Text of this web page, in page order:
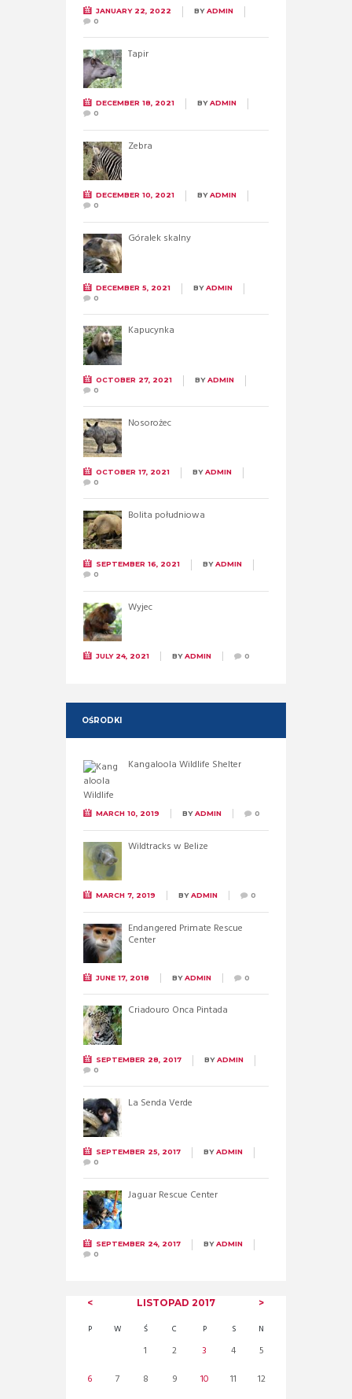
JANUARY 22, 2022 BYADMIN
0
Tapir
DECEMBER 18, 2021 BYADMIN
0
Zebra
DECEMBER 10, 2021 BYADMIN
0
Góralek skalny
DECEMBER 5, 2021 BYADMIN
0
Kapucynka
OCTOBER 27, 2021 BYADMIN
0
Nosorożec
OCTOBER 17, 2021 BYADMIN
0
Bolita południowa
SEPTEMBER 16, 2021 BYADMIN
0
Wyjec
JULY 24, 2021 BYADMIN 0
OŚRODKI
Kangaloola Wildlife Shelter
MARCH 10, 2019 BYADMIN 0
Wildtracks w Belize
MARCH 7, 2019 BYADMIN 0
Endangered Primate Rescue
Center
JUNE 17, 2018 BYADMIN 0
Criadouro Onca Pintada
SEPTEMBER 28, 2017 BYADMIN
0
La Senda Verde
SEPTEMBER 25, 2017 BYADMIN
0
Jaguar Rescue Center
SEPTEMBER 24, 2017 BYADMIN
0
LISTOPAD 2017
P W Ś C P S N
1 2 3 4
5
6
7 8 9 10 11
12